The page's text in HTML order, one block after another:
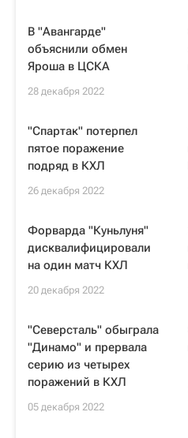
В "Авангарде"
объяснили обмен
Яроша в ЦСКА
28 декабря 2022
"Спартак" потерпел
пятое поражение
подряд в КХЛ
26 декабря 2022
Форварда "Куньлуня"
дисквалифицировали
на один матч КХЛ
20 декабря 2022
"Северсталь" обыграла
"Динамо" и прервала
серию из четырех
поражений в КХЛ
05 декабря 2022